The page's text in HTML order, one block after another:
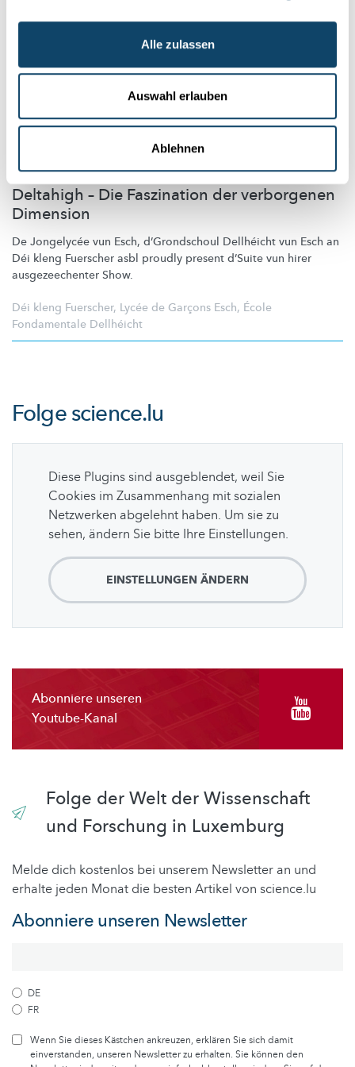
Alle zulassen
Auswahl erlauben
Ablehnen
THEATER MATINTEGRÉIERTERSCIENCE-SHOW
Deltahigh – Die Faszination der verborgenen
Dimension
De Jongelycée vun Esch, d’Grondschoul Dellhéicht vun Esch an
Déi kleng Fuerscher asbl proudly present d’Suite vun hirer
ausgezeechenter Show.
Déi kleng Fuerscher, Lycée de Garçons Esch, École
Fondamentale Dellhéicht
Folgescience.lu
Diese Plugins sind ausgeblendet, weil Sie
Cookies im Zusammenhang mit sozialen
Netzwerken abgelehnt haben. Um sie zu
sehen, ändern Sie bitte Ihre Einstellungen.
EINSTELLUNGEN ÄNDERN
Abonniere unseren
Youtube-Kanal
Folge der Welt der Wissenschaft
und Forschung in Luxemburg
Melde dich kostenlos bei unserem Newsletter an und
erhalte jeden Monat die besten Artikel von science.lu
Abonniere unseren Newsletter
DE
FR
Wenn Sie dieses Kästchen ankreuzen, erklären Sie sich damit
einverstanden, unseren Newsletter zu erhalten. Sie können den